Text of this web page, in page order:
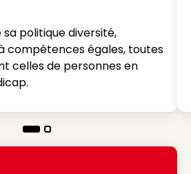
politique diversité,
compétences égales, toutes
celles de personnes en